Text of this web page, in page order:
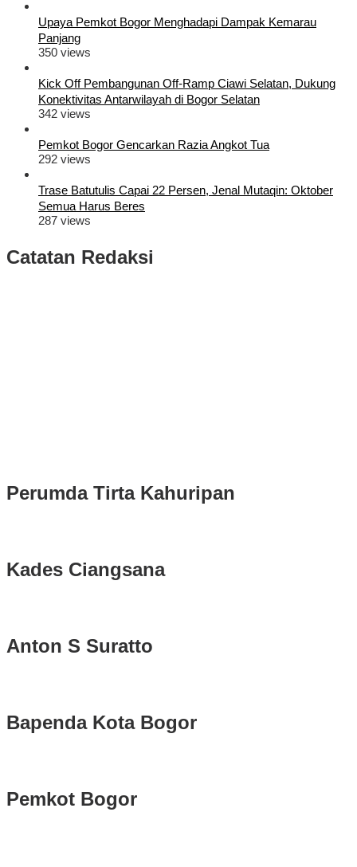
Upaya Pemkot Bogor Menghadapi Dampak Kemarau
Panjang
350 views
Kick Off Pembangunan Off-Ramp Ciawi Selatan, Dukung
Konektivitas Antarwilayah di Bogor Selatan
342 views
Pemkot Bogor Gencarkan Razia Angkot Tua
292 views
Trase Batutulis Capai 22 Persen, Jenal Mutaqin: Oktober
Semua Harus Beres
287 views
Catatan Redaksi
Perumda Tirta Kahuripan
Kades Ciangsana
Anton S Suratto
Bapenda Kota Bogor
Pemkot Bogor